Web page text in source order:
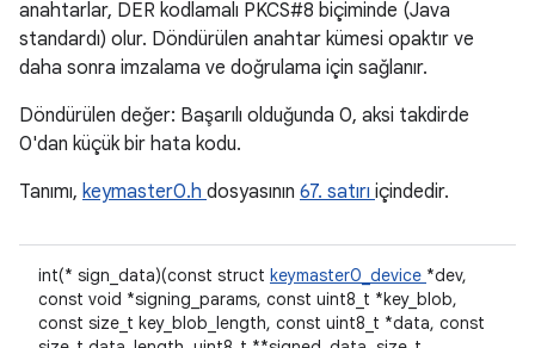
anahtarlar, DER kodlamalı PKCS#8 biçiminde (Java
standardı) olur. Döndürülen anahtar kümesi opaktır ve
daha sonra imzalama ve doğrulama için sağlanır.
Döndürülen değer: Başarılı olduğunda 0, aksi takdirde
0'dan küçük bir hata kodu.
Tanımı, keymaster0.h dosyasının 67. satırı içindedir.
int(* sign_data)(const struct keymaster0_device *dev,
const void *signing_params, const uint8_t *key_blob,
const size_t key_blob_length, const uint8_t *data, const